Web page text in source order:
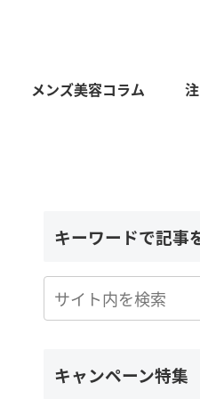
メンズ美容コラム
キーワードで記事
キャンペーン特集